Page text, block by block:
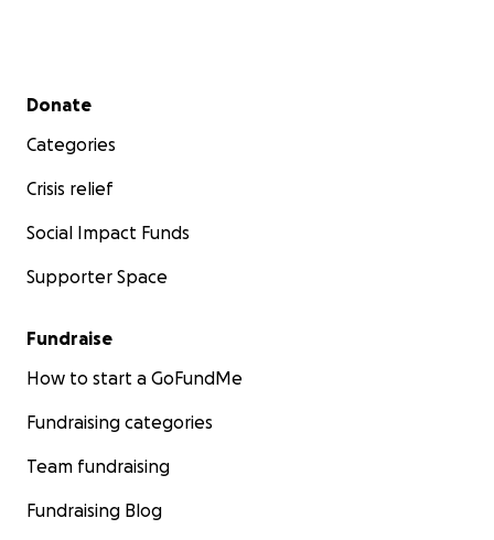
Secondary menu
Donate
Categories
Crisis relief
Social Impact Funds
Supporter Space
Fundraise
How to start a GoFundMe
Fundraising categories
Team fundraising
Fundraising Blog